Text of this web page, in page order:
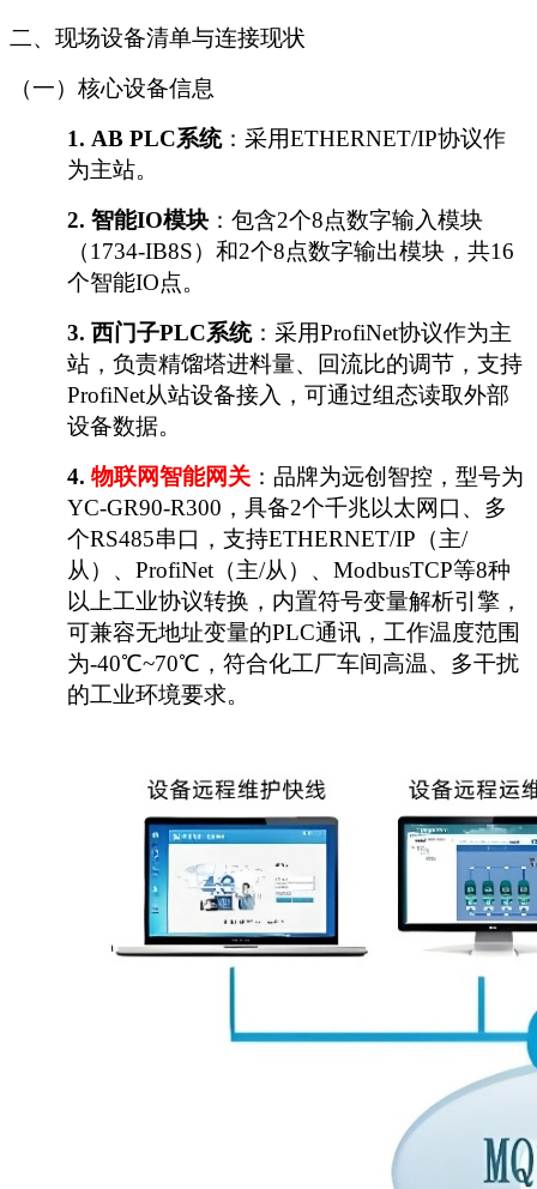
二、现场设备清单与连接现状
（一）核心设备信息
1. AB PLC系统：采用ETHERNET/IP协议作
为主站。
2. 智能IO模块：包含2个8点数字输入模块
（1734-IB8S）和2个8点数字输出模块，共16
个智能IO点。
3. 西门子PLC系统：采用ProfiNet协议作为主
站，负责精馏塔进料量、回流比的调节，支持
ProfiNet从站设备接入，可通过组态读取外部
设备数据。
4. 物联网智能网关 ：品牌为远创智控，型号为
YC-GR90-R300，具备2个千兆以太网口、多
个RS485串口，支持ETHERNET/IP（主/
从）、ProfiNet（主/从）、ModbusTCP等8种
以上工业协议转换，内置符号变量解析引擎，
可兼容无地址变量的PLC通讯，工作温度范围
为-40℃~70℃，符合化工厂车间高温、多干扰
的工业环境要求。